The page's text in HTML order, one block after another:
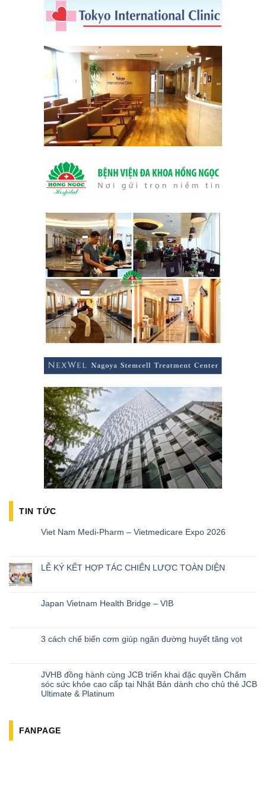
TIN TỨC
Viet Nam Medi-Pharm – Vietmedicare Expo 2026
LỄ KÝ KẾT HỢP TÁC CHIẾN LƯỢC TOÀN DIỆN
Japan Vietnam Health Bridge – VIB
3 cách chế biến cơm giúp ngăn đường huyết tăng vọt
JVHB đồng hành cùng JCB triển khai đặc quyền Chăm
sóc sức khỏe cao cấp tại Nhật Bản dành cho chủ thẻ JCB
Ultimate & Platinum
FANPAGE